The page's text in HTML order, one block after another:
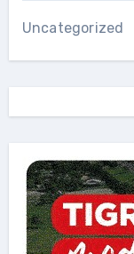
Uncategorized